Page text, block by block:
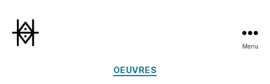
Menu
Catégories
OEUVRES